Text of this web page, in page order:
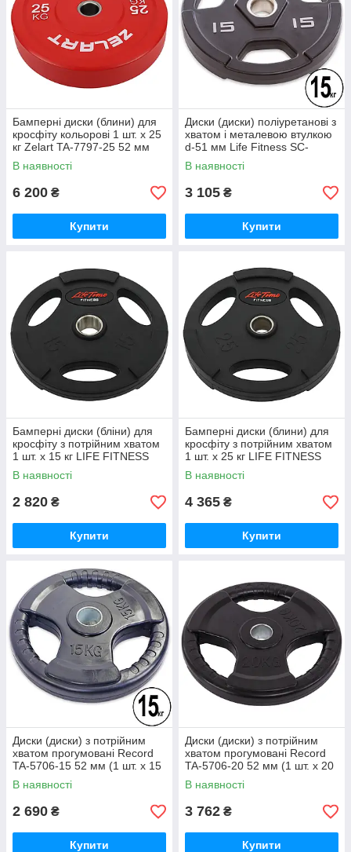
Бамперні диски (блини) для
кросфіту кольорові 1 шт. х 25
кг Zelart TA-7797-25 52 мм
В наявності
6 200 ₴
Купити
Диски (диски) поліуретанові з
хватом і металевою втулкою
d-51 мм Life Fitness SC-
80154-15 15 кг
В наявності
3 105 ₴
Купити
Бамперні диски (бліни) для
кросфіту з потрійним хватом
1 шт. х 15 кг LIFE FITNESS
SC-80154B-15 51 мм
В наявності
2 820 ₴
Купити
Бамперні диски (блини) для
кросфіту з потрійним хватом
1 шт. х 25 кг LIFE FITNESS
SC-80154B-25 51 мм
В наявності
4 365 ₴
Купити
Диски (диски) з потрійним
хватом прогумовані Record
TA-5706-15 52 мм (1 шт. х 15
кг)
В наявності
2 690 ₴
Купити
Диски (диски) з потрійним
хватом прогумовані Record
TA-5706-20 52 мм (1 шт. х 20
кг)
В наявності
3 762 ₴
Купити